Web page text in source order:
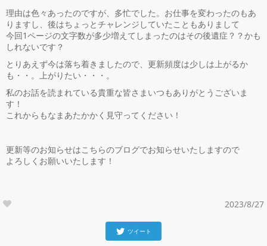
理由は色々あったのですが、多忙でした。お仕事を変わったのもあ
りますし、後はちょっとチャレンジしていたこともありまして
今回1ページの文字数が多少増えてしまったのはその後遺症？？かも
しれないです？
とりあえず今は落ち着きましたので、更新頻度は少しは上がるか
も・・。上がりたい・・・。
私のお話を読まれている貴重な皆さまいつもありがとうございま
す！
これからもなまあたかかく見守ってください！
更新等のお知らせはこちらのブログでお知らせいたしますので
よろしくお願いいたします！
2023/8/27
ツイート